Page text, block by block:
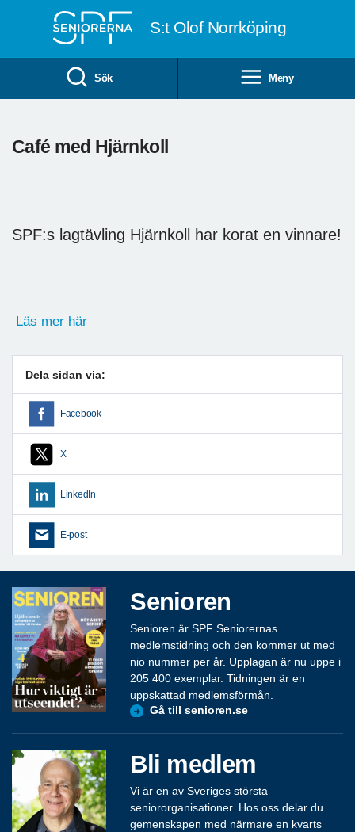
S:t Olof Norrköping
Sök Meny
Café med Hjärnkoll
SPF:s lagtävling Hjärnkoll har korat en vinnare!
Läs mer här
Dela sidan via:
Facebook
X
LinkedIn
E-post
Senioren
Senioren är SPF Seniorernas
medlemstidning och den kommer ut med
nio nummer per år. Upplagan är nu uppe i
205 400 exemplar. Tidningen är en
uppskattad medlemsförmån.
Gå till senioren.se
Bli medlem
Vi är en av Sveriges största
seniororganisationer. Hos oss delar du
gemenskapen med närmare en kvarts